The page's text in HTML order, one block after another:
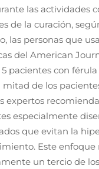
las actividades
de la curación,
las personas que
del American
pacientes con
de los
expertos
especialmente
que evitan la
Este enfoque
un tercio de